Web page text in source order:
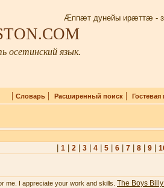
Æппæт дунейы ирæттæ -
осетинский язык.
| Словарь | Расширенный поиск | Гостевая
1 2 3 4 5 6 7 8 9
me. I appreciate your work and skills. The Boys